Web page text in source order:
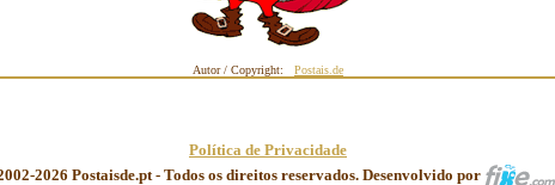
Autor / Copyright: Postais.de
Política de Privacidade
2026 Postaisde.pt - Todos os direitos reservados. Desenvolvido por